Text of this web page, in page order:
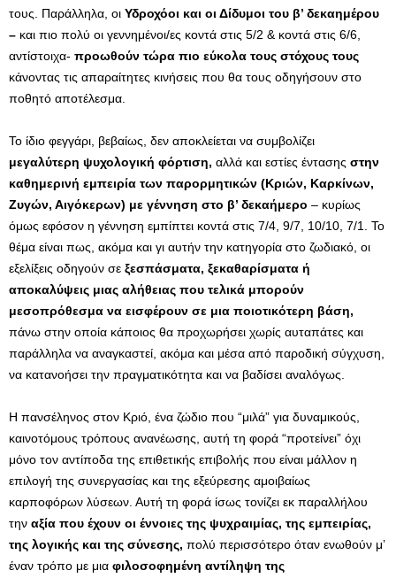
τους. Παράλληλα, οι Υδροχόοι και οι Δίδυμοι του β’ δεκαημέρου
– και πιο πολύ οι γεννημένοι/ες κοντά στις 5/2 & κοντά στις 6/6,
αντίστοιχα- προωθούν τώρα πιο εύκολα τους στόχους τους
κάνοντας τις απαραίτητες κινήσεις που θα τους οδηγήσουν στο
ποθητό αποτέλεσμα.
Το ίδιο φεγγάρι, βεβαίως, δεν αποκλείεται να συμβολίζει
μεγαλύτερη ψυχολογική φόρτιση, αλλά και εστίες έντασης στην
καθημερινή εμπειρία των παρορμητικών (Κριών, Καρκίνων,
Ζυγών, Αιγόκερων) με γέννηση στο β’ δεκαήμερο – κυρίως
όμως εφόσον η γέννηση εμπίπτει κοντά στις 7/4, 9/7, 10/10, 7/1. Το
θέμα είναι πως, ακόμα και γι αυτήν την κατηγορία στο ζωδιακό, οι
εξελίξεις οδηγούν σε ξεσπάσματα, ξεκαθαρίσματα ή
αποκαλύψεις μιας αλήθειας που τελικά μπορούν
μεσοπρόθεσμα να εισφέρουν σε μια ποιοτικότερη βάση,
πάνω στην οποία κάποιος θα προχωρήσει χωρίς αυταπάτες και
παράλληλα να αναγκαστεί, ακόμα και μέσα από παροδική σύγχυση,
να κατανοήσει την πραγματικότητα και να βαδίσει αναλόγως.
Η πανσέληνος στον Κριό, ένα ζώδιο που “μιλά” για δυναμικούς,
καινοτόμους τρόπους ανανέωσης, αυτή τη φορά “προτείνει” όχι
μόνο τον αντίποδα της επιθετικής επιβολής που είναι μάλλον η
επιλογή της συνεργασίας και της εξεύρεσης αμοιβαίως
καρποφόρων λύσεων. Αυτή τη φορά ίσως τονίζει εκ παραλλήλου
την αξία που έχουν οι έννοιες της ψυχραιμίας, της εμπειρίας,
της λογικής και της σύνεσης, πολύ περισσότερο όταν ενωθούν μ’
έναν τρόπο με μια φιλοσοφημένη αντίληψη της